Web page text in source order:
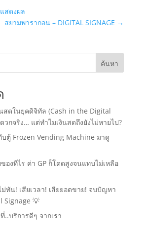
สดงผล
สยามพารากอน – DIGITAL SIGNAGE →
ค้นหา
สดในยุคดิจิทัล (Cash in the Digital
วกจริง… แต่ทำไมเงินสดถึงยังไม่หายไป?
ตู้ Frozen Vending Machine มาดู
องทีไร ค่า GP ก็โดดสูงจนแทบไม่เหลือ
ทัน! เสียเวลา! เสียยอดขาย! จบปัญหา
Signage 💡
..บริการดีๆ จากเรา